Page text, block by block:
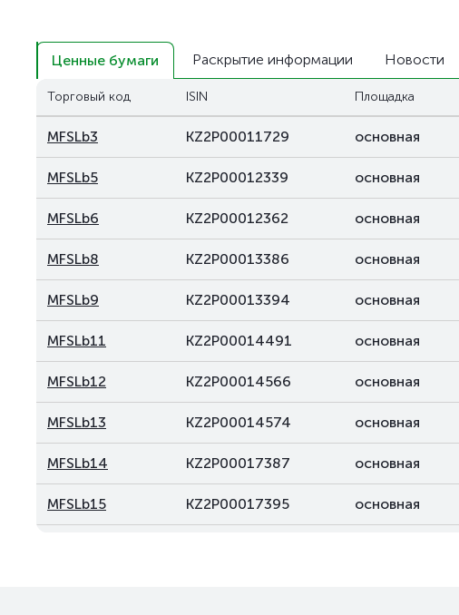
Ценные бумаги Раскрытие информации Новости
Торговый код ISIN Площадка
MFSLb3 KZ2P00011729 основная
MFSLb5 KZ2P00012339 основная
MFSLb6 KZ2P00012362 основная
MFSLb8 KZ2P00013386 основная
MFSLb9 KZ2P00013394 основная
MFSLb11 KZ2P00014491 основная
MFSLb12 KZ2P00014566 основная
MFSLb13 KZ2P00014574 основная
MFSLb14 KZ2P00017387 основная
MFSLb15 KZ2P00017395 основная